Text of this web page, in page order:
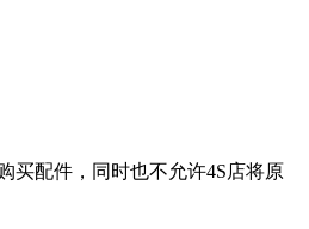
买配件，同时也不允许4S店将原